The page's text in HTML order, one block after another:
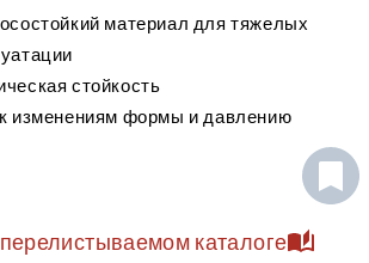
материал для тяжелых
стойкость
изменениям формы и давлению
каталоге